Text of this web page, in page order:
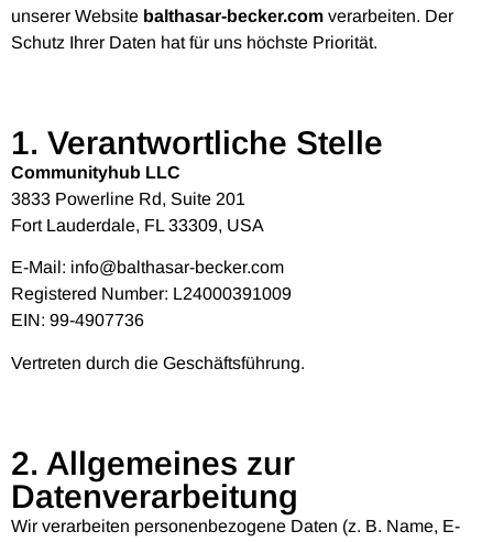
unserer Website balthasar-becker.com verarbeiten. Der
Schutz Ihrer Daten hat für uns höchste Priorität.
1. Verantwortliche Stelle
Communityhub LLC
3833 Powerline Rd, Suite 201
Fort Lauderdale, FL 33309, USA
E-Mail: info@balthasar-becker.com
Registered Number: L24000391009
EIN: 99-4907736
Vertreten durch die Geschäftsführung.
2. Allgemeines zur
Datenverarbeitung
Wir verarbeiten personenbezogene Daten (z. B. Name, E-